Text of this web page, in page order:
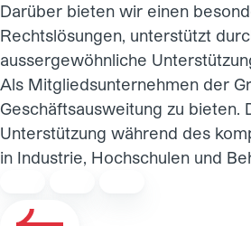
Darüber bieten wir einen
Rechtslösungen, unterstützt
aussergewöhnliche
Als Mitgliedsunternehmen der
Geschäftsausweitung zu
Unterstützung während des
in Industrie, Hochschulen und